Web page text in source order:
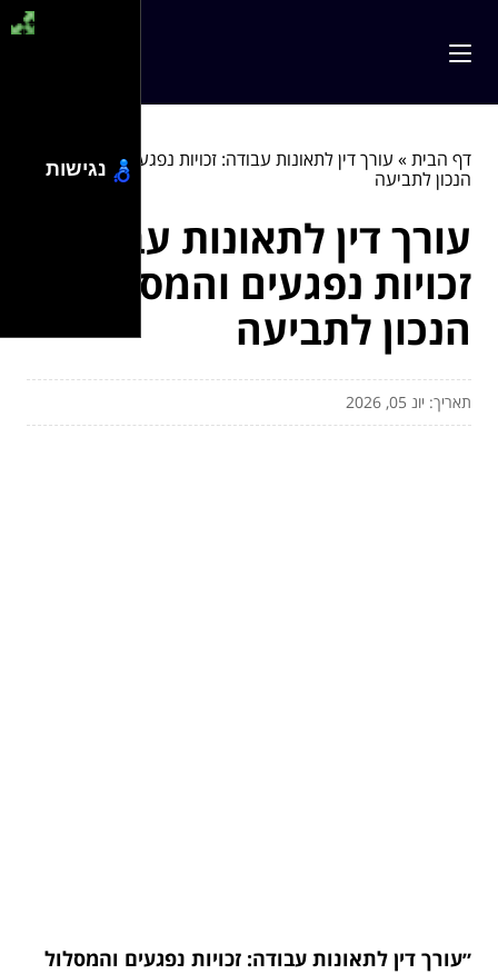
דף הבית» עורך דין לתאונות עבודה: זכויות נפגעים והמסלול
הנכון לתביעה
עורך דין לתאונות עבודה:
זכויות נפגעים והמסלול
הנכון לתביעה
תאריך: יונ 05, 2026
״עורך דין לתאונות עבודה: זכויות נפגעים והמסלול
נגישות